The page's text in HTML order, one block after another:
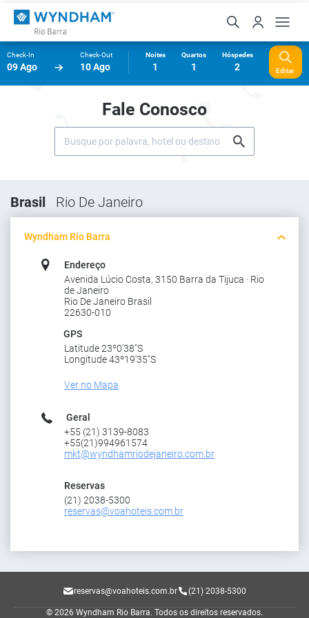
Check-In
09 Ago
Check-Out
10 Ago
Noites
1
Quartos
1
Hóspedes
2 Editar
Fale Conosco
Brasil Rio De Janeiro
Wyndham Rio Barra
Endereço
Avenida Lúcio Costa, 3150 Barra da Tijuca · Rio
de Janeiro
Rio De Janeiro Brasil
22630-010
GPS
Latitude 23º0'38"S
Longitude 43º19'35"S
Ver no Mapa
Geral
+55 (21) 3139-8083
+55(21)994961574
mkt@wyndhamriodejaneiro.com.br
Reservas
(21) 2038-5300
reservas@voahoteis.com.br
reservas@voahoteis.com.br (21) 2038-5300
© 2026 Wyndham Rio Barra. Todos os direitos reservados.